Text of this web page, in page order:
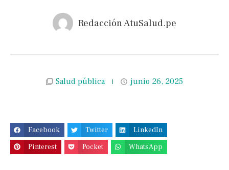
Redacción AtuSalud.pe
Salud pública junio 26, 2025
Facebook Twitter
LinkedIn
Pinterest
Pocket WhatsApp